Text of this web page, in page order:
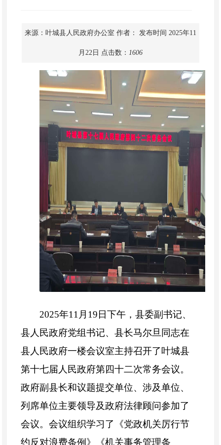
来源：叶城县人民政府办公室 作者： 发布时间 2025年11
月22日 点击数： 1606
2025年11月19日下午，县委副书记、
县人民政府党组书记、县长马尔旦同志在
县人民政府一楼会议室主持召开了叶城县
第十七届人民政府第四十二次常务会议。
政府副县长和议题提交单位、涉及单位、
列席单位主要领导及政府法律顾问参加了
会议。会议组织学习了《党政机关厉行节
约反对浪费条例》《机关事务管理条